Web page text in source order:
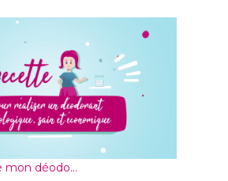
mon déodo...